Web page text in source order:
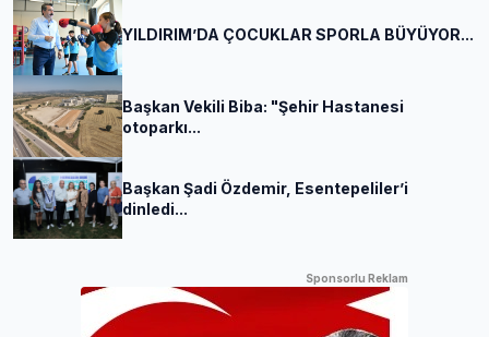
YILDIRIM’DA ÇOCUKLAR SPORLA BÜYÜYOR...
Başkan Vekili Biba: "Şehir Hastanesi
otoparkı...
Başkan Şadi Özdemir, Esentepeliler’i
dinledi...
Sponsorlu Reklam